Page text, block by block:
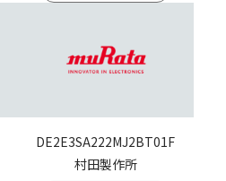
DE2E3SA222MJ2BT01F
村田製作所